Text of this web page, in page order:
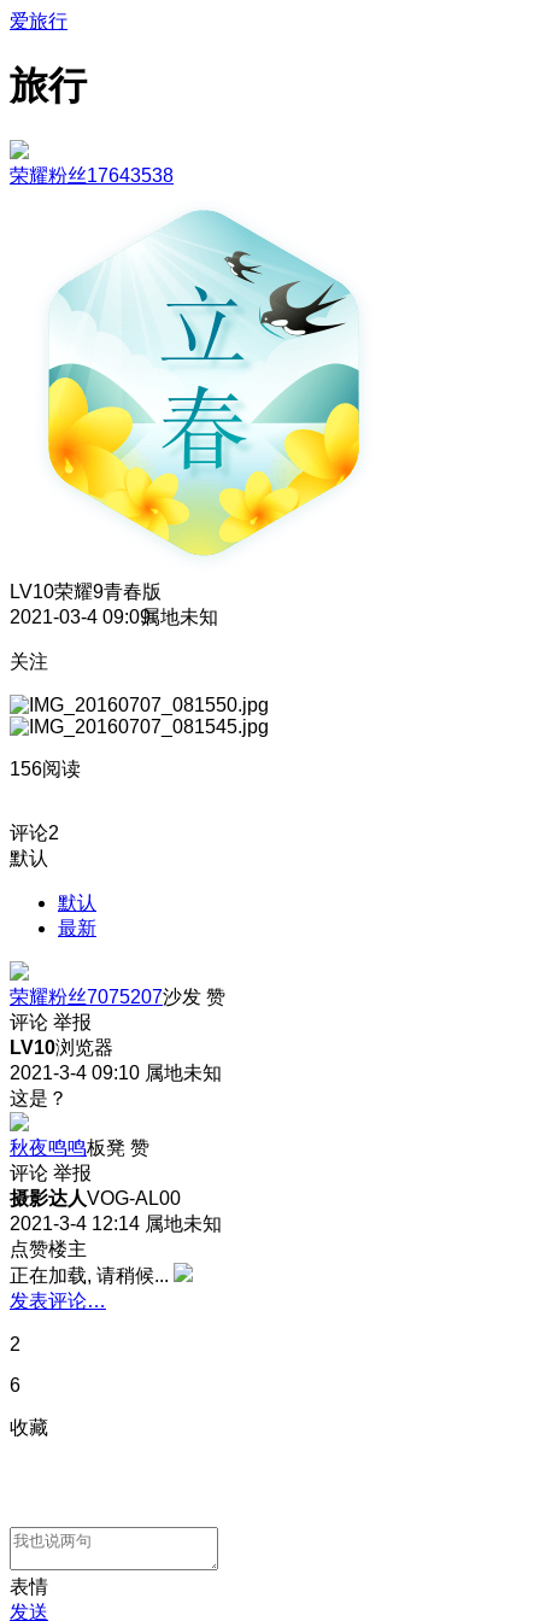
爱旅行
旅行
荣耀粉丝17643538
LV10荣耀9青春版
2021-03-4 09:09属地未知
关注
156阅读
评论2
默认
默认
最新
荣耀粉丝7075207沙发 赞
评论 举报
LV10浏览器
2021-3-4 09:10 属地未知
这是？
秋夜鸣鸣板凳 赞
评论 举报
摄影达人VOG-AL00
2021-3-4 12:14 属地未知
点赞楼主
正在加载, 请稍候...
发表评论…
2
6
收藏
表情
发送